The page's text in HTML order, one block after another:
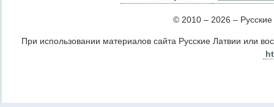
© 2010 – 2026 –
При использовании материалов сайта Русские Латвии или